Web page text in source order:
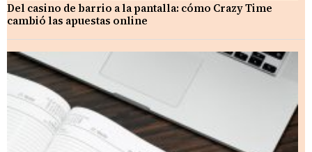
Del casino de barrio a la pantalla: cómo Crazy Time
cambió las apuestas online